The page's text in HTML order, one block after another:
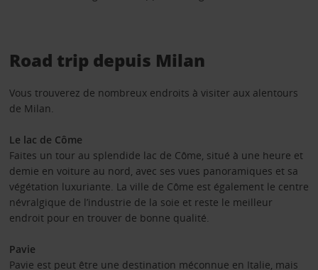
Road trip depuis Milan
Vous trouverez de nombreux endroits à visiter aux alentours
de Milan.
Le lac de Côme
Faites un tour au splendide lac de Côme, situé à une heure et
demie en voiture au nord, avec ses vues panoramiques et sa
végétation luxuriante. La ville de Côme est également le centre
névralgique de l’industrie de la soie et reste le meilleur
endroit pour en trouver de bonne qualité.
Pavie
Pavie est peut être une destination méconnue en Italie, mais